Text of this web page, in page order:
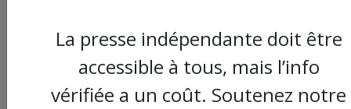
La presse indépendante doit être
accessible à tous, mais l’info
vérifiée a un coût. Soutenez notre